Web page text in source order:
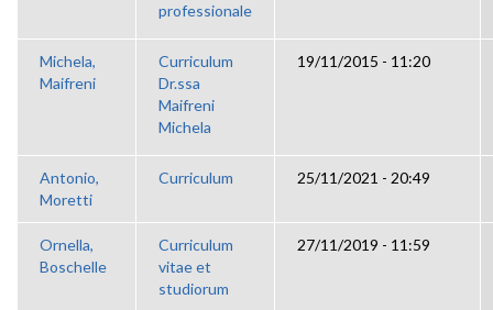
professionale
Michela,
Maifreni
Curriculum
Dr.ssa
Maifreni
Michela
19/11/2015 - 11:20
Antonio,
Moretti
Curriculum 25/11/2021 - 20:49
Ornella,
Boschelle
Curriculum
vitae et
studiorum
27/11/2019 - 11:59